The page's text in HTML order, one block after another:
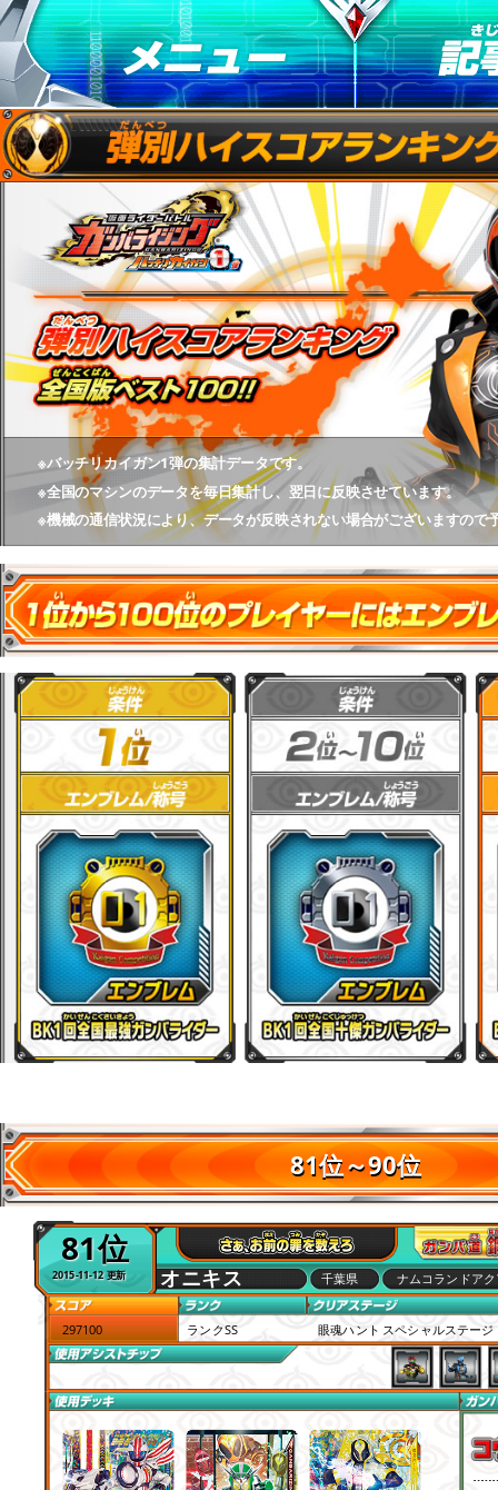
※バッチリカイガン1弾の集計データです。
※全国のマシンのデータを毎日集計し、翌日に反映させています。
※機械の通信状況により、データが反映されない場合がございますので
※最終ランキング公開後、ICカードを読み込んでプ
す。
81位～90位
81位
2015-11-12 更新 オニキス 千葉県 ナムコランドア
297100 ランクSS 眼魂ハント スペシャルステー